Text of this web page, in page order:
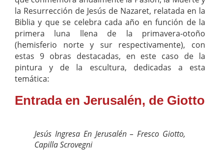
la Resurrección de Jesús de Nazaret, relatada en la
Biblia y que se celebra cada año en función de la
primera luna llena de la primavera-otoño
(hemisferio norte y sur respectivamente), con
estas 9 obras destacadas, en este caso de la
pintura y de la escultura, dedicadas a esta
temática:
Entrada en Jerusalén, de Giotto
Jesús Ingresa En Jerusalén – Fresco Giotto,
Capilla Scrovegni